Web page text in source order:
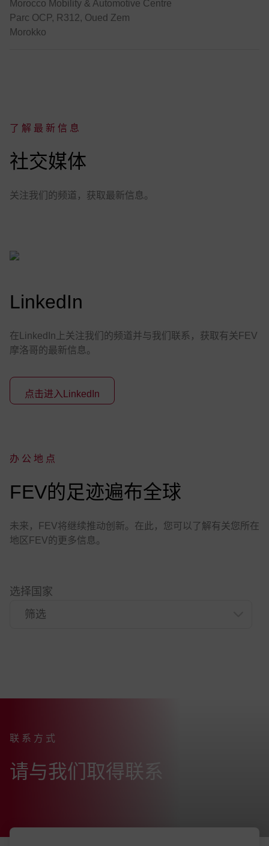
Morocco Mobility & Automotive Centre
Parc OCP, R312, Oued Zem
Morokko
了解最新信息
:
社交媒体
关注我们的频道，获取最新信息。
LinkedIn
在LinkedIn上关注我们的频道并与我们联系，获取有关FEV
摩洛哥的最新信息。
点击进入LinkedIn
办公地点
:
FEV的足迹遍布全球
未来，FEV将继续推动创新。在此，您可以了解有关您所在
地区FEV的更多信息。
选择国家
联系方式
:
请与我们取得联系